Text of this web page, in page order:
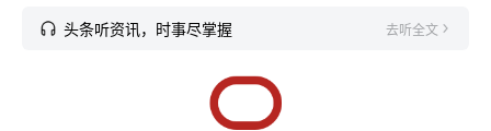
头条听资讯，时事尽掌握 去听全文